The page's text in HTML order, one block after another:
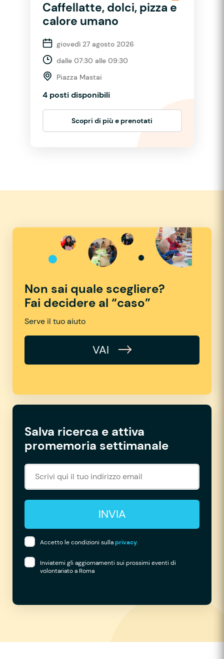
Caffellatte, dolci, pizza e
calore umano
giovedì 27 agosto 2026
dalle 07:30 alle 09:30
Piazza Mastai
4 posti disponibili
Scopri di più e prenotati
Non sai quale scegliere?
Fai decidere al “caso”
Serve il tuo aiuto
VAI
Salva ricerca e attiva
promemoria settimanale
INVIA
Accetto le condizioni sullaprivacy.
Inviatemi gli aggiornamenti sui prossimi eventi di
volontariato a Roma